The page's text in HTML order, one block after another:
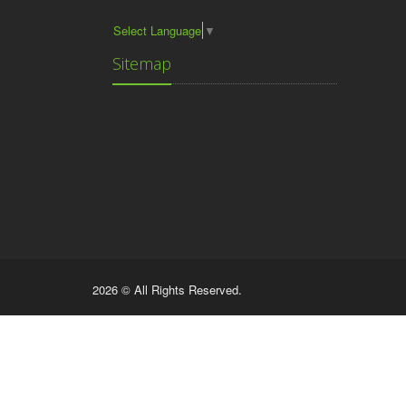
Select Language ▼
Sitemap
2026 © All Rights Reserved.